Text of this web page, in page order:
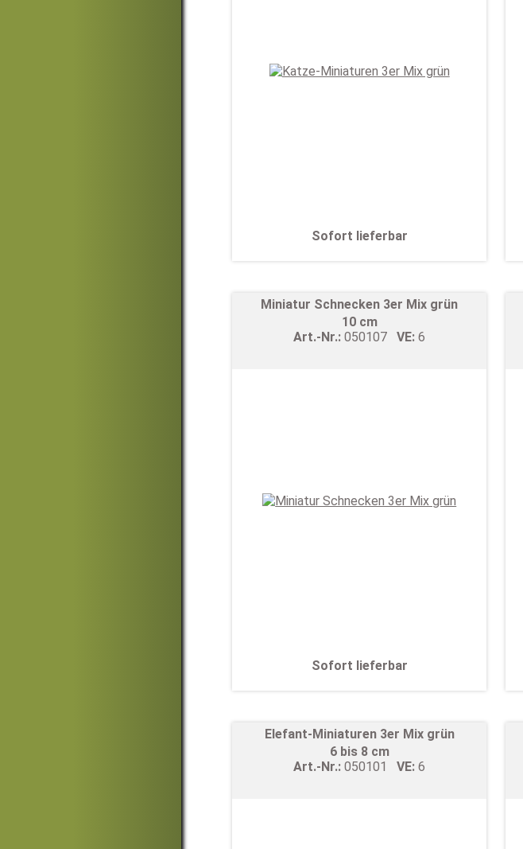
Sofort lieferbar
Miniatur Schnecken 3er Mix grün
10 cm
Art.-Nr.:050107VE:6
Sofort lieferbar
Elefant-Miniaturen 3er Mix grün
6 bis 8 cm
Art.-Nr.:050101VE:6